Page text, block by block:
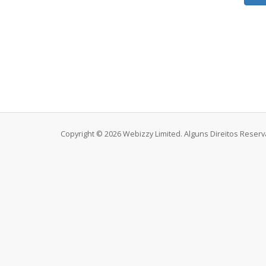
Copyright © 2026 Webizzy Limited. Alguns Direitos